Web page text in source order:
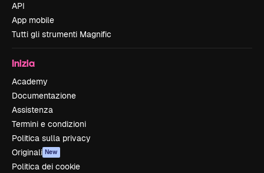
API
App mobile
Tutti gli strumenti Magnific
Inizia
Academy
Documentazione
Assistenza
Termini e condizioni
Politica sulla privacy
Originali New
Politica dei cookie